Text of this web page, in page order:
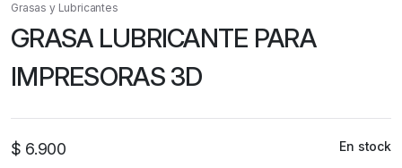
Grasas y Lubricantes
GRASA LUBRICANTE PARA
IMPRESORAS 3D
$ 6.900 En stock